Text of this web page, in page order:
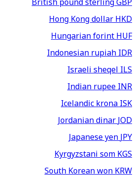
Hong Kong dollarHKD
Hungarian forintHUF
Indonesian rupiahIDR
Israeli sheqelILS
Indian rupeeINR
Icelandic kronaISK
Jordanian dinarJOD
Japanese yenJPY
Kyrgyzstani somKGS
South Korean wonKRW